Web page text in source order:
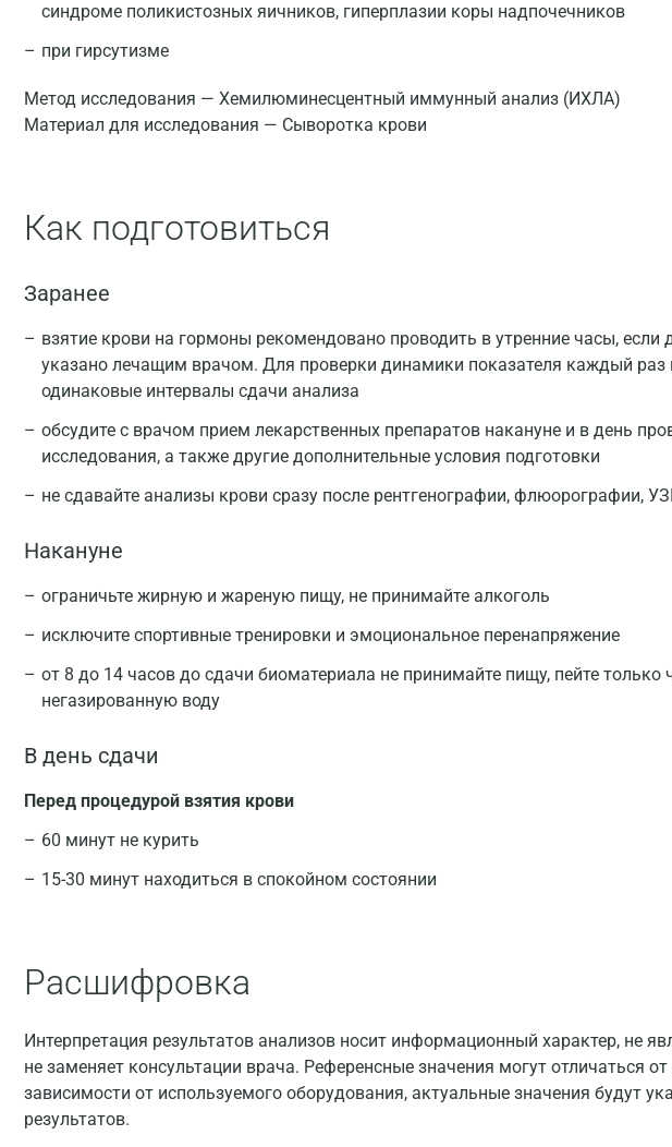
синдроме поликистозных яичников, гиперплазии коры надпочечников
при гирсутизме
Метод исследования — Хемилюминесцентный иммунный анализ (ИХЛА)
Материал для исследования — Сыворотка крови
Как подготовиться
Заранее
взятие крови на гормоны рекомендовано проводить в утренние часы, если
указано лечащим врачом. Для проверки динамики показателя каждый раз
одинаковые интервалы сдачи анализа
обсудите с врачом прием лекарственных препаратов накануне и в день
исследования, а также другие дополнительные условия подготовки
не сдавайте анализы крови сразу после рентгенографии, флюорографии,
Накануне
ограничьте жирную и жареную пищу, не принимайте алкоголь
исключите спортивные тренировки и эмоциональное перенапряжение
от 8 до 14 часов до сдачи биоматериала не принимайте пищу, пейте только
негазированную воду
В день сдачи
Перед процедурой взятия крови
60 минут не курить
15-30 минут находиться в спокойном состоянии
Расшифровка
Интерпретация результатов анализов носит информационный характер, не
не заменяет консультации врача. Референсные значения могут отличаться
зависимости от используемого оборудования, актуальные значения будут
результатов.
Балашиха
Барнаул